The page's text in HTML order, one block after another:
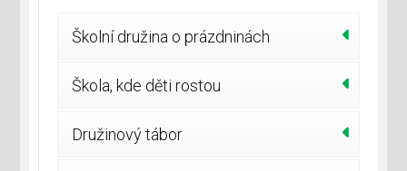
Školní družina o prázdninách
Škola, kde děti rostou
Družinový tábor